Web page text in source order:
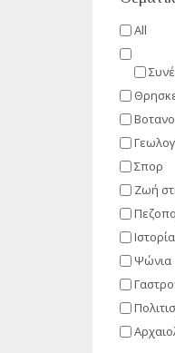
All
Σπορ
Ζωή
Ιστορία
Ψώνια